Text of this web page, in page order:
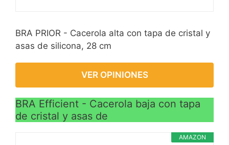
BRA PRIOR - Cacerola alta con tapa de cristal y
asas de silicona, 28 cm
VER OPINIONES
BRA Efficient - Cacerola baja con tapa
de cristal y asas de
AMAZON